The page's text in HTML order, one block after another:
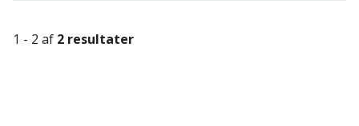
1 - 2 af 2 resultater